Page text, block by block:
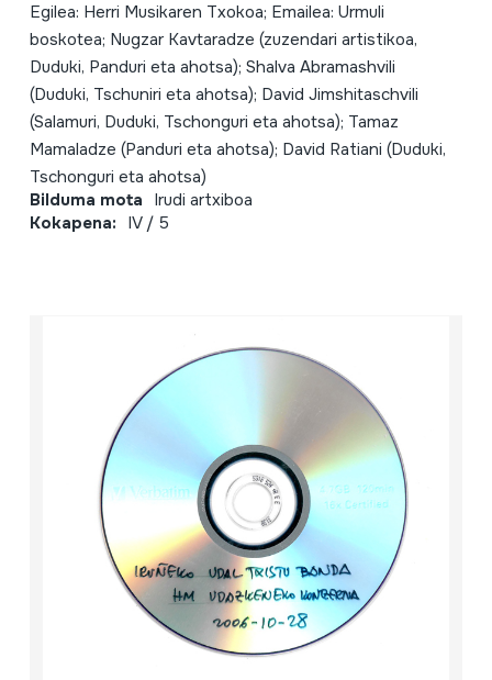
Egilea: Herri Musikaren Txokoa; Emailea: Urmuli
boskotea; Nugzar Kavtaradze (zuzendari artistikoa,
Duduki, Panduri eta ahotsa); Shalva Abramashvili
(Duduki, Tschuniri eta ahotsa); David Jimshitaschvili
(Salamuri, Duduki, Tschonguri eta ahotsa); Tamaz
Mamaladze (Panduri eta ahotsa); David Ratiani (Duduki,
Tschonguri eta ahotsa)
Bilduma mota Irudi artxiboa
Kokapena: IV / 5